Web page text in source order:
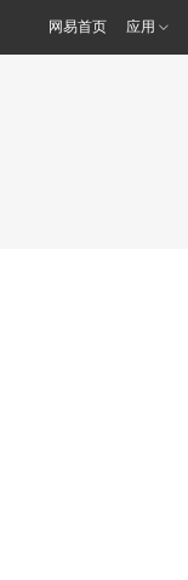
网易首页 应用